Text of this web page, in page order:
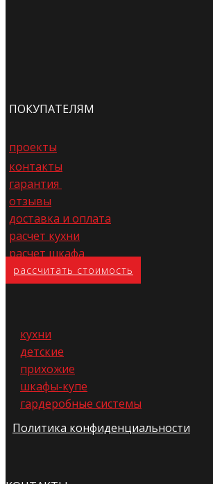
ПОКУПАТЕЛЯМ
проекты
контакты
гарантия
отзывы
доставка и оплата
расчет кухни
расчет шкафа
расс​читать стоимость
кухни
детские
прихожие
шкафы-купе
гардеробные системы
Политика конфиденциальности